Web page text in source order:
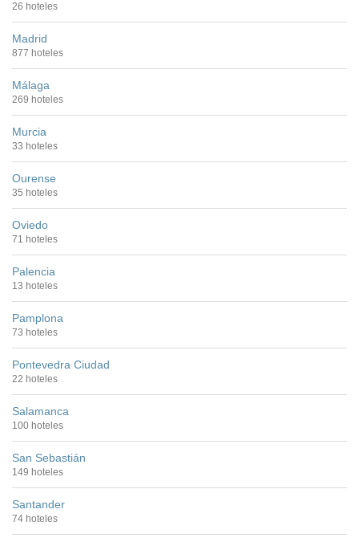
26 hoteles
Madrid
877 hoteles
Málaga
269 hoteles
Murcia
33 hoteles
Ourense
35 hoteles
Oviedo
71 hoteles
Palencia
13 hoteles
Pamplona
73 hoteles
Pontevedra Ciudad
22 hoteles
Salamanca
100 hoteles
San Sebastián
149 hoteles
Santander
74 hoteles